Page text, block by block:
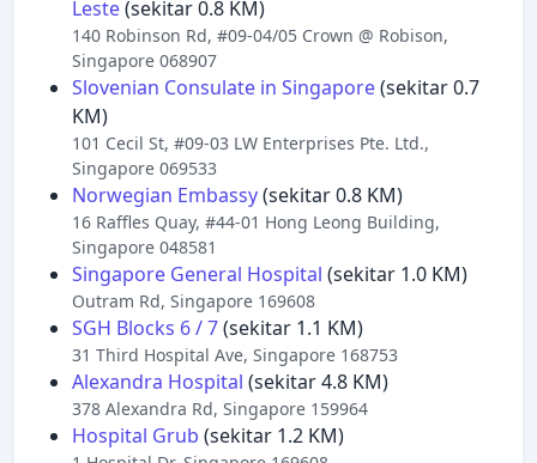
Leste(sekitar 0.8 KM)
140 Robinson Rd, #09-04/05 Crown @ Robison,
Singapore 068907
Slovenian Consulate in Singapore(sekitar 0.7
KM)
101 Cecil St, #09-03 LW Enterprises Pte. Ltd.,
Singapore 069533
Norwegian Embassy(sekitar 0.8 KM)
16 Raffles Quay, #44-01 Hong Leong Building,
Singapore 048581
Singapore General Hospital (sekitar 1.0 KM)
Outram Rd, Singapore 169608
SGH Blocks 6 / 7(sekitar 1.1 KM)
31 Third Hospital Ave, Singapore 168753
Alexandra Hospital (sekitar 4.8 KM)
378 Alexandra Rd, Singapore 159964
Hospital Grub (sekitar 1.2 KM)